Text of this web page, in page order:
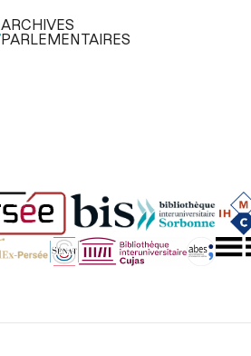
ARCHIVES
PARLEMENTAIRES